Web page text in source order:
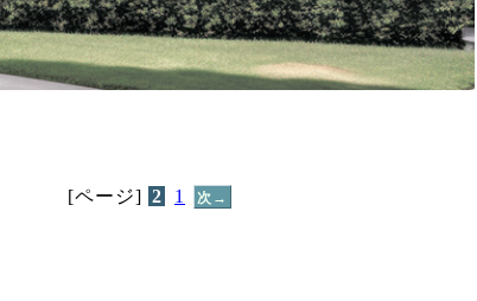
[ページ] 2 1 次→